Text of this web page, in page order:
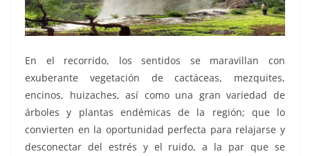
En el recorrido, los sentidos se maravillan con
exuberante vegetación de cactáceas, mezquites,
encinos, huizaches, así como una gran variedad de
árboles y plantas endémicas de la región; que lo
convierten en la oportunidad perfecta para relajarse y
desconectar del estrés y el ruido, a la par que se